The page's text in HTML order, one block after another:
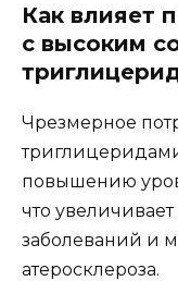
Как влияет
с высоким
Чрезмерное
повышению
что
заболеваний и
атеросклероза.